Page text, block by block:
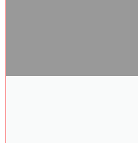
ウで開きます))